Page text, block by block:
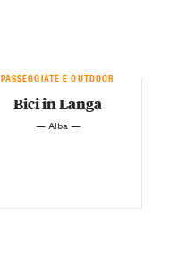
PASSEGGIATE E OUTDOOR
Bici in Langa
— Alba —